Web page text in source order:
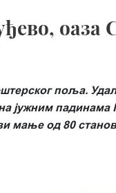
поља.
јужним
од 80